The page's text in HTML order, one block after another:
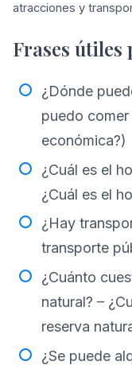
atracciones y
Frases útiles
¿Dónde
puedo
económica?)
¿Cuál es el
¿Cuál es el
¿Hay
transporte
¿Cuánto
natural? –
reserva
¿Se puede